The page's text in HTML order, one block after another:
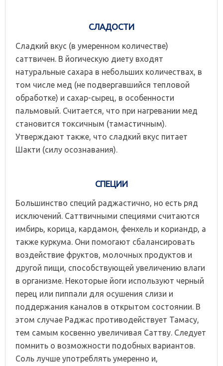
СЛАДОСТИ
Сладкий вкус (в умеренном количестве)
саттвичен. В йогическую диету входят
натуральные сахара в небольших количествах, в
том числе мед (не подвергавшийся тепловой
обработке) и сахар-сырец, в особенности
пальмовый. Считается, что при нагревании мед
становится токсичным (тамастичным).
Утверждают также, что сладкий вкус питает
Шакти (силу осознавания).
СПЕЦИИ
Большинство специй раджастично, но есть ряд
исключений. Саттвичными специями считаются
имбирь, корица, кардамон, фенхель и кориандр, а
также куркума. Они помогают сбалансировать
воздействие фруктов, молочных продуктов и
другой пищи, способствующей увеличению влаги
в организме. Некоторые йоги используют черный
перец или пиппали для осушения слизи и
поддержания каналов в открытом состоянии. В
этом случае Раджас противодействует Тамасу,
тем самым косвенно увеличивая Саттву. Следует
помнить о возможности подобных вариантов.
Соль лучше употреблять умеренно и,